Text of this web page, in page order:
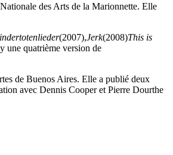
des Arts de la Marionnette. Elle
(2007),Jerk(2008)This is
une quatrième version de
de Buenos Aires. Elle a publié deux
avec Dennis Cooper et Pierre Dourthe